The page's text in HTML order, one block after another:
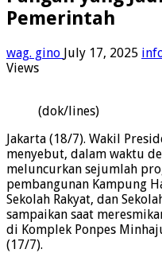
Pemerintah
wag. gino July 17, 2025
Views
(dok/lines)
Jakarta (18/7). Wakil
menyebut, dalam waktu
meluncurkan sejumlah
pembangunan Kampung
Sekolah Rakyat, dan
sampaikan saat
di Komplek Ponpes
(17/7).